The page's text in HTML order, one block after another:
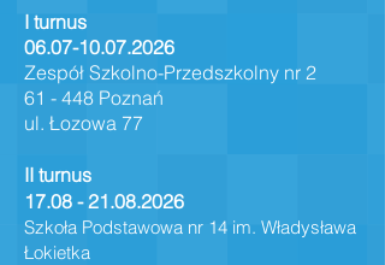
I turnus
06.07-10.07.2026
Zespół Szkolno-Przedszkolny nr 2
61 - 448 Poznań
ul. Łozowa 77
II turnus
17.08 - 21.08.2026
Szkoła Podstawowa nr 14 im. Władysława
Łokietka